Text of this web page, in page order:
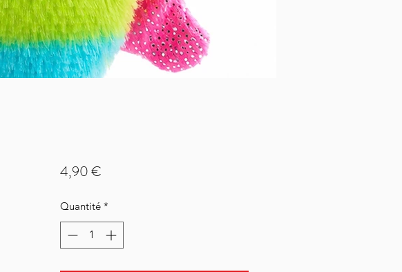
4,90 €Prix
Quantité *